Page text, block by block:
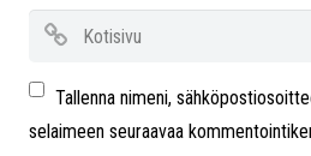
Tallenna nimeni,
selaimeen seuraavaa